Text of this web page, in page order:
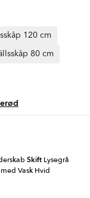
120 cm
80 cm
Skift Lysegrå
Vask Hvid